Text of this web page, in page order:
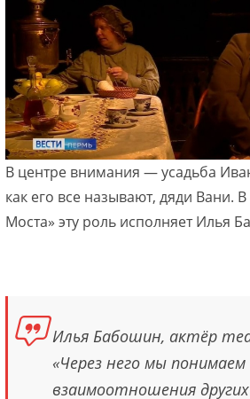
В центре внимания — усадьба
как его все называют, дяди Вани. В
Моста» эту роль исполняет Илья
Илья Бабошин, актёр
«Через него мы понимаем
взаимоотношения